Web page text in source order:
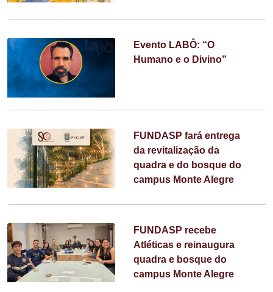
Evento LABÔ: “O
Humano e o Divino”
FUNDASP fará entrega
da revitalização da
quadra e do bosque do
campus Monte Alegre
FUNDASP recebe
Atléticas e reinaugura
quadra e bosque do
campus Monte Alegre